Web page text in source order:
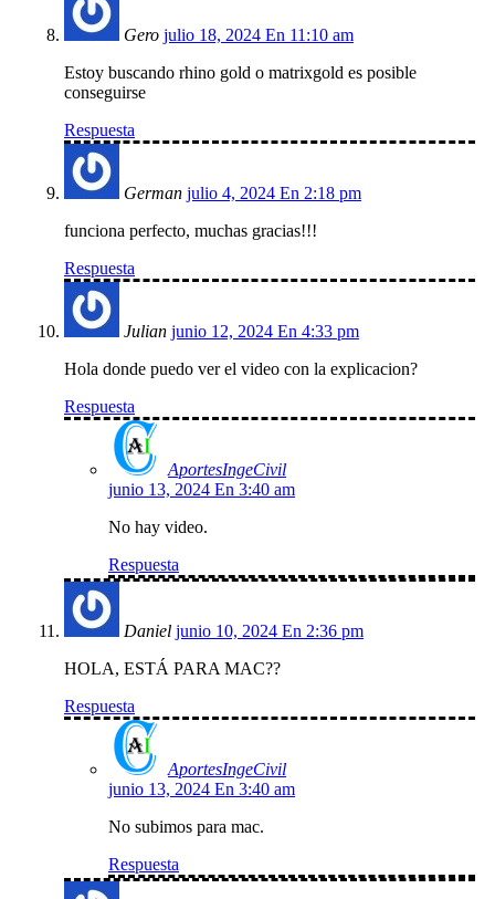
Gero julio 18, 2024 En 11:10 am
Estoy buscando rhino gold o matrixgold es posible
conseguirse
Respuesta
German julio 4, 2024 En 2:18 pm
funciona perfecto, muchas gracias!!!
Respuesta
Julian junio 12, 2024 En 4:33 pm
Hola donde puedo ver el video con la explicacion?
Respuesta
AportesIngeCivil
junio 13, 2024 En 3:40 am
No hay video.
Respuesta
Daniel junio 10, 2024 En 2:36 pm
HOLA, ESTÁ PARA MAC??
Respuesta
AportesIngeCivil
junio 13, 2024 En 3:40 am
No subimos para mac.
Respuesta